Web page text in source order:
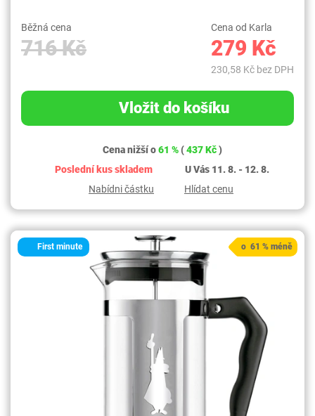
Běžná cena
716 Kč
Cena od Karla
279 Kč
230,58 Kč bez DPH
Vložit do košíku
Cena nižší o61 %(437 Kč)
Poslední kus skladem
U Vás 11. 8. - 12. 8.
Nabídni částku
Hlídat cenu
First minute o 61 % méně